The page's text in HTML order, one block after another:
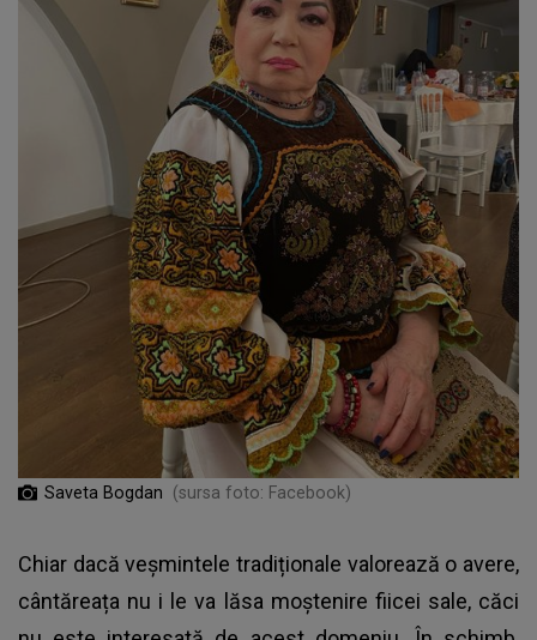
Saveta Bogdan (sursa foto: Facebook)
Chiar dacă veșmintele tradiționale valorează o avere,
cântăreața nu i le va lăsa moștenire fiicei sale, căci